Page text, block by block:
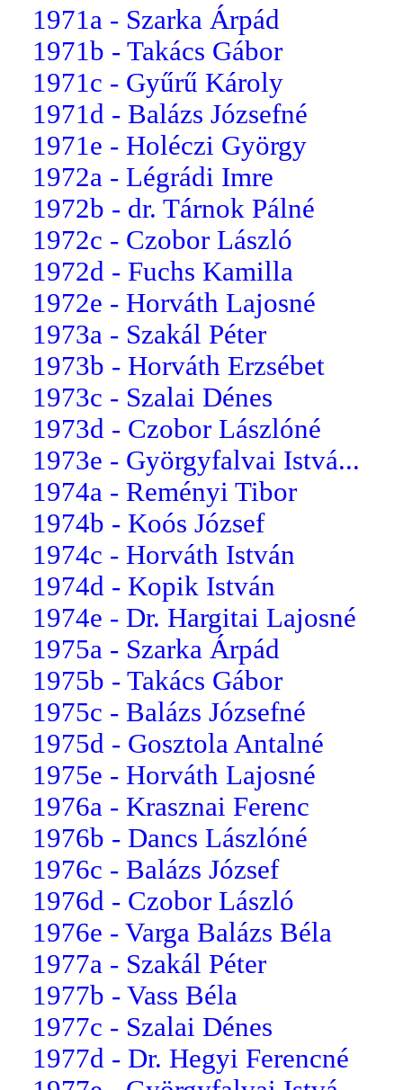
1971a - Szarka Árpád
1971b - Takács Gábor
1971c - Gyűrű Károly
1971d - Balázs Józsefné
1971e - Holéczi György
1972a - Légrádi Imre
1972b - dr. Tárnok Pálné
1972c - Czobor László
1972d - Fuchs Kamilla
1972e - Horváth Lajosné
1973a - Szakál Péter
1973b - Horváth Erzsébet
1973c - Szalai Dénes
1973d - Czobor Lászlóné
1973e - Györgyfalvai Istvá...
1974a - Reményi Tibor
1974b - Koós József
1974c - Horváth István
1974d - Kopik István
1974e - Dr. Hargitai Lajosné
1975a - Szarka Árpád
1975b - Takács Gábor
1975c - Balázs Józsefné
1975d - Gosztola Antalné
1975e - Horváth Lajosné
1976a - Krasznai Ferenc
1976b - Dancs Lászlóné
1976c - Balázs József
1976d - Czobor László
1976e - Varga Balázs Béla
1977a - Szakál Péter
1977b - Vass Béla
1977c - Szalai Dénes
1977d - Dr. Hegyi Ferencné